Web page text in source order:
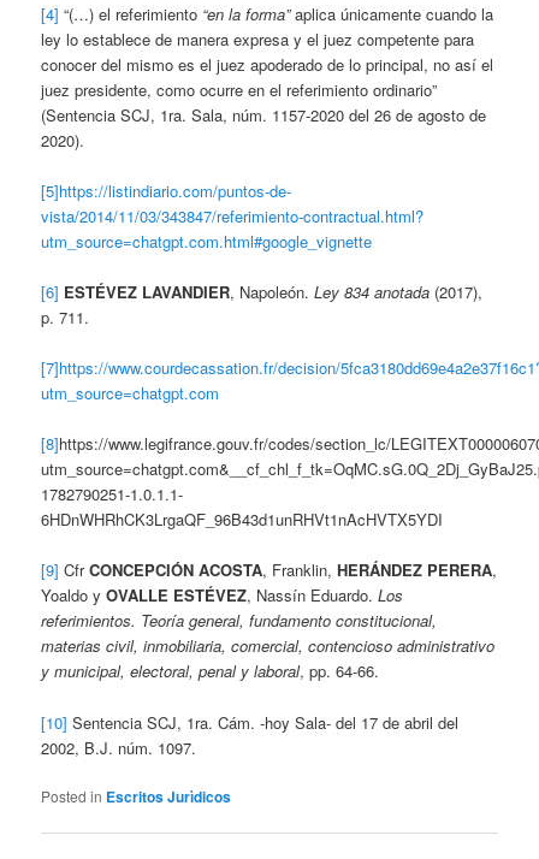
[4] “(…) el referimiento “en la forma”aplica únicamente cuando la
ley lo establece de manera expresa y el juez competente para
conocer del mismo es el juez apoderado de lo principal, no así el
juez presidente, como ocurre en el referimiento ordinario”
(Sentencia SCJ, 1ra. Sala, núm. 1157-2020 del 26 de agosto de
2020).
[5]https://listindiario.com/puntos-de-
vista/2014/11/03/343847/referimiento-contractual.html?
utm_source=chatgpt.com.html#google_vignette
[6] ESTÉVEZ LAVANDIER, Napoleón.Ley 834 anotada (2017),
p. 711.
[7]https://www.courdecassation.fr/decision/
utm_source=chatgpt.com
[8]https://www.legifrance.gouv.fr/codes/section_lc/
1782790251-1.0.1.1-
6HDnWHRhCK3LrgaQF_96B43d1unRHVt1nAcHVTX5YDI
[9] CfrCONCEPCIÓN ACOSTA, Franklin,HERÁNDEZ PERERA,
Yoaldo yOVALLE ESTÉVEZ, Nassín Eduardo.Los
referimientos. Teoría general, fundamento constitucional,
materias civil, inmobiliaria, comercial, contencioso administrativo
y municipal, electoral, penal y laboral, pp. 64-66.
[10] Sentencia SCJ, 1ra. Cám. -hoy Sala- del 17 de abril del
2002, B.J. núm. 1097.
Posted in Escritos Jurìdicos